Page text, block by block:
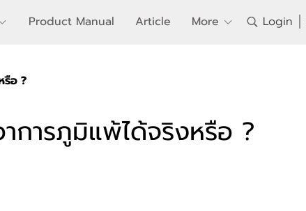
Product Manual Article More Login
รือ ?
การภูมิแพ้ได้จริงหรือ ?